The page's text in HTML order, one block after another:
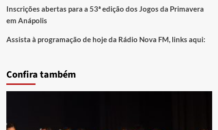
Inscrições abertas para a 53ª edição dos Jogos da Primavera
em Anápolis
Assista à programação de hoje da Rádio Nova FM, links aqui:
Confira também